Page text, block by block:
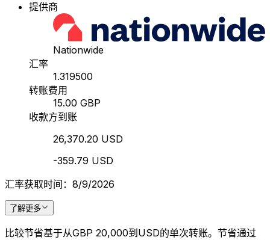
提供商
Nationwide
汇率
1.319500
转账费用
15.00 GBP
收款方到账
26,370.20 USD
-359.79 USD
汇率获取时间：8/9/2026
了解更多
比较节省基于从GBP 20,000到USD的单次转账。节省通过